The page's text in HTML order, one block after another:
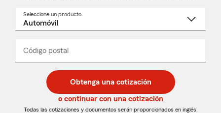
Seleccione un producto
desplegable
Código postal
de
5
dígitos
de
5
dígitos
_____
Obtenga una cotización
o continuar con una cotización
Todas las cotizaciones y documentos serán proporcionados en inglés.